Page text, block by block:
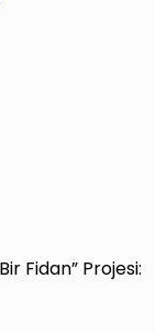
Fidan” Projesi: